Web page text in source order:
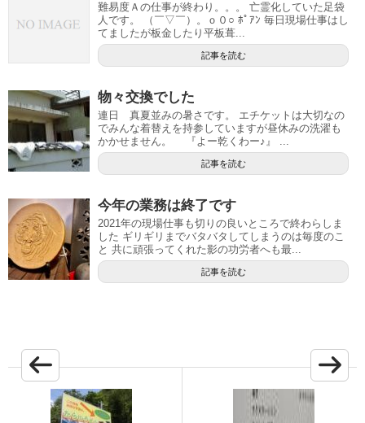
難易度Ａの仕事が終わり。。。 亡霊化していた足袋
人です。 （￣▽￣）。ｏ０○ ﾎﾟｱﾝ 毎日現場仕事はし
てましたが板金したり平板葺...
記事を読む
物々交換でした
連日 真夏並みの暑さです。 エチケットは大切なの
でみんな着替えを持参していますが昼休みの洗濯も
かかせません。 『よー乾くわー♪』 ...
記事を読む
今年の業務は終了です
2021年の現場仕事も切りの良いところで終わらしま
した ギリギリまでバタバタしてしまうのは毎度のこ
と 共に頑張ってくれた影の功労者へも最...
記事を読む